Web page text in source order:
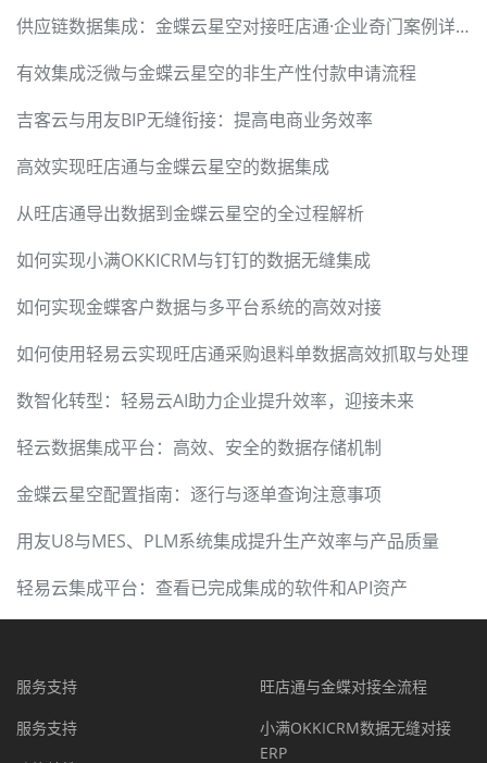
供应链数据集成：金蝶云星空对接旺店通·企业奇门案例详解
有效集成泛微与金蝶云星空的非生产性付款申请流程
吉客云与用友BIP无缝衔接：提高电商业务效率
高效实现旺店通与金蝶云星空的数据集成
从旺店通导出数据到金蝶云星空的全过程解析
如何实现小满OKKICRM与钉钉的数据无缝集成
如何实现金蝶客户数据与多平台系统的高效对接
如何使用轻易云实现旺店通采购退料单数据高效抓取与处理
数智化转型：轻易云AI助力企业提升效率，迎接未来
轻云数据集成平台：高效、安全的数据存储机制
金蝶云星空配置指南：逐行与逐单查询注意事项
用友U8与MES、PLM系统集成提升生产效率与产品质量
轻易云集成平台：查看已完成集成的软件和API资产
服务支持
服务支持
旺店通与金蝶对接全流程
小满OKKICRM数据无缝对接
ERP